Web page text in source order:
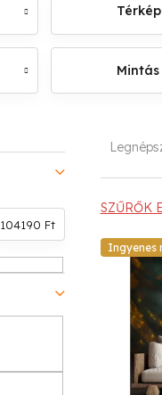
Mintás
104190 Ft
T
r
m
SZŰRŐK
TIngyenes